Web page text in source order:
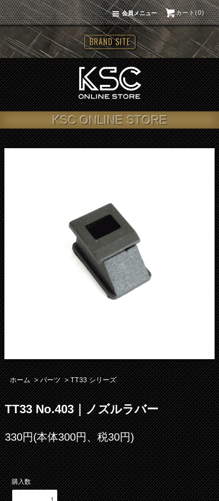
カート(0)
会員メニュー
BRAND SITE
KSC ONLINE STORE
ホーム >パーツ >TT33 シリーズ
TT33 No.403｜ノズルラバー
330円(本体300円、税30円)
購入数